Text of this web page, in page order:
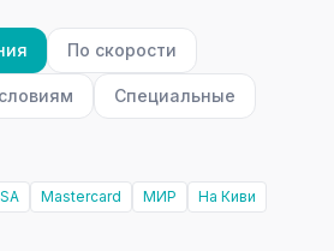
По скорости
Специальные
Mastercard МИР
На Киви